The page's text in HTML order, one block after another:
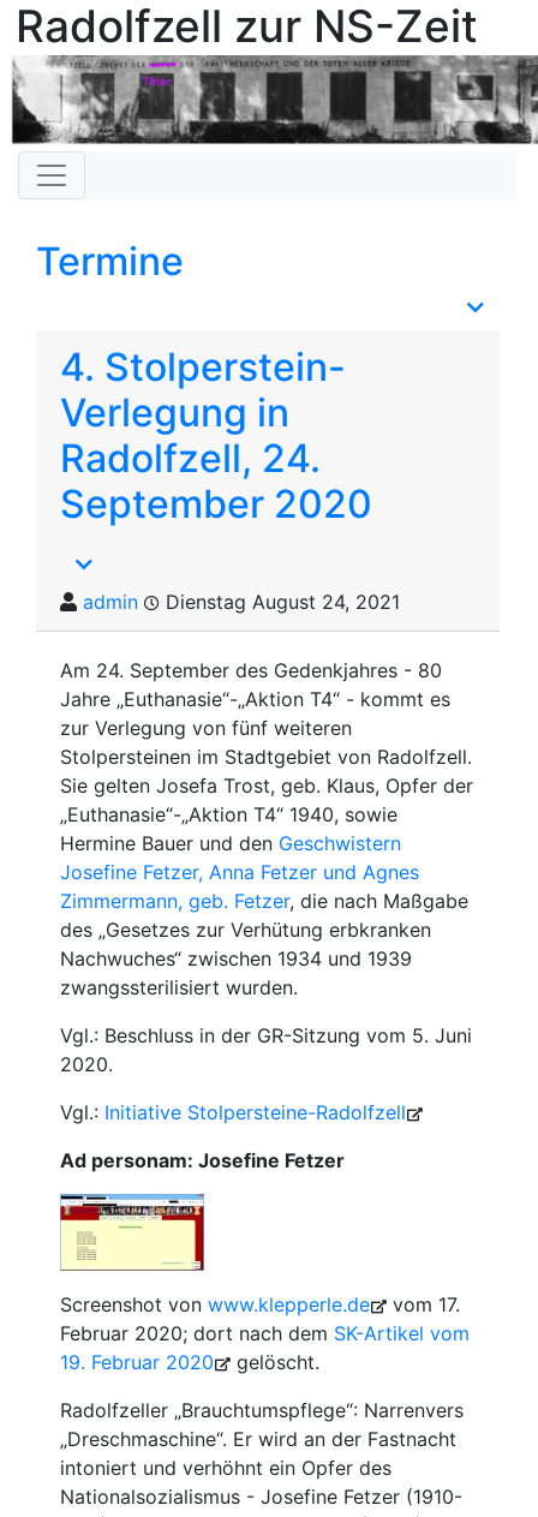
Radolfzell zur NS-Zeit
Termine
4. Stolperstein-
Verlegung in
Radolfzell, 24.
September 2020
admin Dienstag August 24, 2021
Am 24. September des Gedenkjahres - 80
Jahre „Euthanasie“-„Aktion T4“ - kommt es
zur Verlegung von fünf weiteren
Stolpersteinen im Stadtgebiet von Radolfzell.
Sie gelten Josefa Trost, geb. Klaus, Opfer der
„Euthanasie“-„Aktion T4“ 1940, sowie
Hermine Bauer und den Geschwistern
Josefine Fetzer, Anna Fetzer und Agnes
Zimmermann, geb. Fetzer, die nach Maßgabe
des „Gesetzes zur Verhütung erbkranken
Nachwuches“ zwischen 1934 und 1939
zwangssterilisiert wurden.
Vgl.: Beschluss in der GR-Sitzung vom 5. Juni
2020.
Vgl.: Initiative Stolpersteine-Radolfzell
Ad personam: Josefine Fetzer
Screenshot von www.klepperle.de
vom 17.
Februar 2020; dort nach dem SK-Artikel vom
19. Februar 2020
gelöscht.
Radolfzeller „Brauchtumspflege“: Narrenvers
„Dreschmaschine“. Er wird an der Fastnacht
intoniert und verhöhnt ein Opfer des
Nationalsozialismus - Josefine Fetzer (1910-